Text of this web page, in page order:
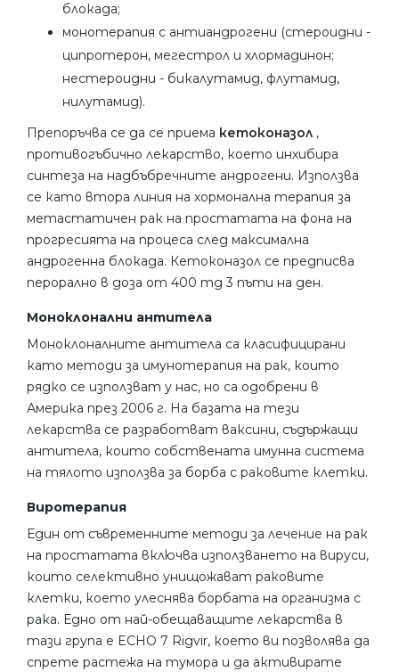
блокада;
монотерапия с антиандрогени (стероидни -
ципротерон, мегестрол и хлормадинон;
нестероидни - бикалутамид, флутамид,
нилутамид).
Препоръчва се да се приема кетоконазол ,
противогъбично лекарство, което инхибира
синтеза на надбъбречните андрогени. Използва
се като втора линия на хормонална терапия за
метастатичен рак на простатата на фона на
прогресията на процеса след максимална
андрогенна блокада. Кетоконазол се предписва
перорално в доза от 400 mg 3 пъти на ден.
Моноклонални антитела
Моноклоналните антитела са класифицирани
като методи за имунотерапия на рак, които
рядко се използват у нас, но са одобрени в
Америка през 2006 г. На базата на тези
лекарства се разработват ваксини, съдържащи
антитела, които собствената имунна система
на тялото използва за борба с раковите клетки.
Виротерапия
Един от съвременните методи за лечение на рак
на простатата включва използването на вируси,
които селективно унищожават раковите
клетки, което улеснява борбата на организма с
рака. Едно от най-обещаващите лекарства в
тази група е ECHO 7 Rigvir, което ви позволява да
спрете растежа на тумора и да активирате